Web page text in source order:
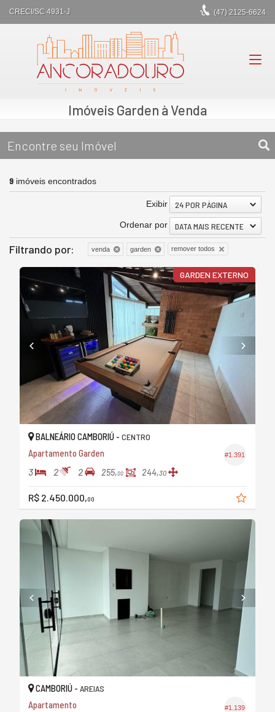
CRECI/SC 4931-J (47) 2125-6624
Imóveis Garden à Venda
Encontre seu Imóvel
9 imóveis encontrados
Exibir 24 POR PÁGINA
Ordenar por DATA MAIS RECENTE
Filtrando por: venda garden remover todos
GARDEN EXTERNO
#1.391
BALNEÁRIO CAMBORIÚ - CENTRO
Apartamento Garden
3 2 2 255,00 244,30
R$ 2.450.000,00
#1.139
CAMBORIÚ - AREIAS
Apartamento